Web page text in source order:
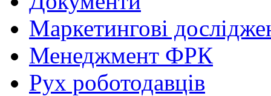
Маркетингові
Менеджмент ФРК
Рух роботодавців